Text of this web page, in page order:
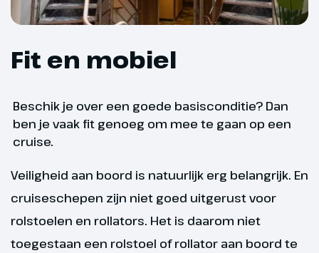
Fit en mobiel
Beschik je over een goede basisconditie? Dan
ben je vaak fit genoeg om mee te gaan op een
cruise.
Veiligheid aan boord is natuurlijk erg belangrijk. En
cruiseschepen zijn niet goed uitgerust voor
rolstoelen en rollators. Het is daarom niet
toegestaan een rolstoel of rollator aan boord te